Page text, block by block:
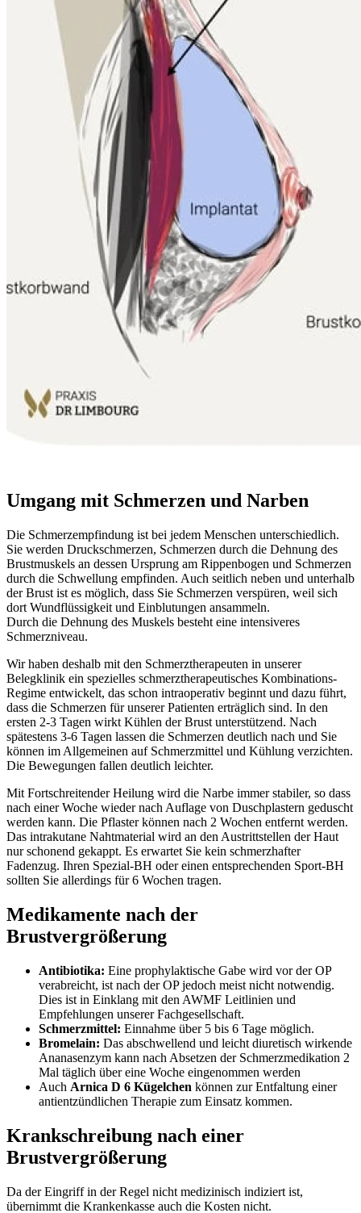
Umgang mit Schmerzen und Narben
Die Schmerzempfindung ist bei jedem Menschen unterschiedlich.
Sie werden Druckschmerzen, Schmerzen durch die Dehnung des
Brustmuskels an dessen Ursprung am Rippenbogen und Schmerzen
durch die Schwellung empfinden. Auch seitlich neben und unterhalb
der Brust ist es möglich, dass Sie Schmerzen verspüren, weil sich
dort Wundflüssigkeit und Einblutungen ansammeln.
Durch die Dehnung des Muskels besteht eine intensiveres
Schmerzniveau.
Wir haben deshalb mit den Schmerztherapeuten in unserer
Belegklinik ein spezielles schmerztherapeutisches Kombinations-
Regime entwickelt, das schon intraoperativ beginnt und dazu führt,
dass die Schmerzen für unserer Patienten erträglich sind. In den
ersten 2-3 Tagen wirkt Kühlen der Brust unterstützend. Nach
spätestens 3-6 Tagen lassen die Schmerzen deutlich nach und Sie
können im Allgemeinen auf Schmerzmittel und Kühlung verzichten.
Die Bewegungen fallen deutlich leichter.
Mit Fortschreitender Heilung wird die Narbe immer stabiler, so dass
nach einer Woche wieder nach Auflage von Duschplastern geduscht
werden kann. Die Pflaster können nach 2 Wochen entfernt werden.
Das intrakutane Nahtmaterial wird an den Austrittstellen der Haut
nur schonend gekappt. Es erwartet Sie kein schmerzhafter
Fadenzug. Ihren Spezial-BH oder einen entsprechenden Sport-BH
sollten Sie allerdings für 6 Wochen tragen.
Medikamente nach der
Brustvergrößerung
Antibiotika: Eine prophylaktische Gabe wird vor der OP
verabreicht, ist nach der OP jedoch meist nicht notwendig.
Dies ist in Einklang mit den AWMF Leitlinien und
Empfehlungen unserer Fachgesellschaft.
Schmerzmittel: Einnahme über 5 bis 6 Tage möglich.
Bromelain: Das abschwellend und leicht diuretisch wirkende
Ananasenzym kann nach Absetzen der Schmerzmedikation 2
Mal täglich über eine Woche eingenommen werden
Auch Arnica D 6 Kügelchen können zur Entfaltung einer
antientzündlichen Therapie zum Einsatz kommen.
Krankschreibung nach einer
Brustvergrößerung
Da der Eingriff in der Regel nicht medizinisch indiziert ist,
übernimmt die Krankenkasse auch die Kosten nicht.